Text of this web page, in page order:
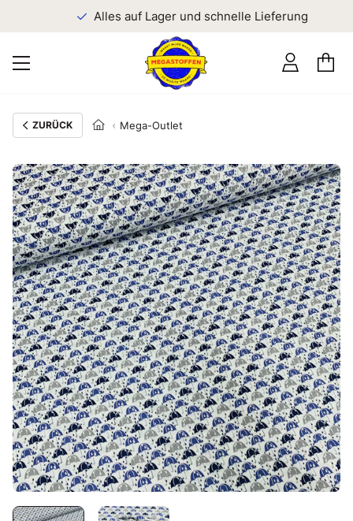
Alles auf Lager und schnelle Lieferung
ZURÜCK Mega-Outlet